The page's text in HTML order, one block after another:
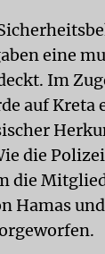
eine
Im
auf Kreta
die
die
Hamas